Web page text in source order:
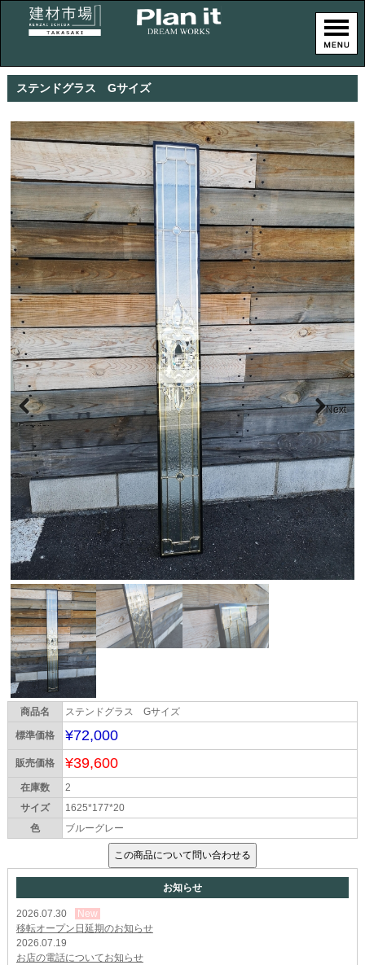
ステンドグラス Gサイズ
Previous
Next
商品名 ステンドグラス Gサイズ
標準価格 ¥72,000
販売価格 ¥39,600
在庫数
2
サイズ
1625*177*20
色
ブルーグレー
お知らせ
2026.07.30
New
移転オープン日延期のお知らせ
2026.07.19
お店の電話についてお知らせ